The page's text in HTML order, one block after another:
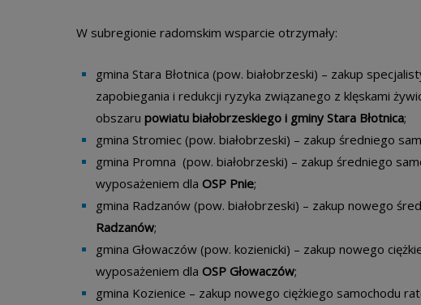
W subregionie radomskim wsparcie otrzymały:
gmina Stara Błotnica (pow. białobrzeski) – zakup
zapobiegania i redukcji ryzyka związanego z klęskami
obszaru powiatu białobrzeskiego i gminy Stara Błotnica;
gmina Stromiec (pow. białobrzeski) – zakup średniego
gmina Promna (pow. białobrzeski) – zakup średniego
wyposażeniem dla OSP Pnie;
gmina Radzanów (pow. białobrzeski) – zakup nowego
Radzanów;
gmina Głowaczów (pow. kozienicki) – zakup nowego
wyposażeniem dla OSP Głowaczów;
gmina Kozienice – zakup nowego ciężkiego samochodu